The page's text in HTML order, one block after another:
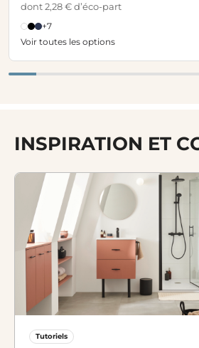
dont 2,28 € d’éco-part
+7
Voir toutes les options
INSPIRATION ET
Tutoriels